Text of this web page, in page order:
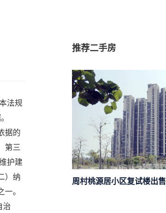
法规
据的
第三
护建
）纳
。
治
推荐二手房
周村桃源居小区复试楼出售